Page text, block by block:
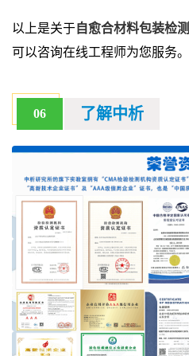
以上是关于 自愈合材料包装检测
可以咨询在线工程师为您服务。
06 了解中析